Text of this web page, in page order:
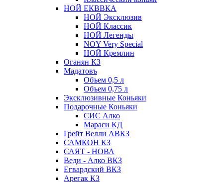
НОЙ ЕКВВКА
НОЙ Эксклюзив
НОЙ Классик
НОЙ Легенды
NOY Very Speсial
НОЙ Кремлин
Оганян КЗ
Мадатовъ
Объем 0,5 л
Объем 0,75 л
Эксклюзивные Коньяки
Подарочные Коньяки
СИС Алко
Мараси КД
Грейт Велли АВКЗ
САМКОН КЗ
САЯТ - НОВА
Веди - Алко ВКЗ
Егвардский ВКЗ
Арегак КЗ